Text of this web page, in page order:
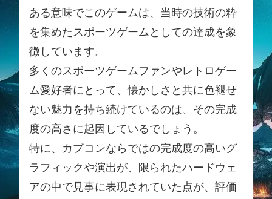
ある意味でこのゲームは、当時の技術の粋
を集めたスポーツゲームとしての達成を象
徴しています。
多くのスポーツゲームファンやレトロゲー
ム愛好者にとって、懐かしさと共に色褪せ
ない魅力を持ち続けているのは、その完成
度の高さに起因しているでしょう。
特に、カプコンならではの完成度の高いグ
ラフィックや演出が、限られたハードウェ
アの中で見事に表現されていた点が、評価